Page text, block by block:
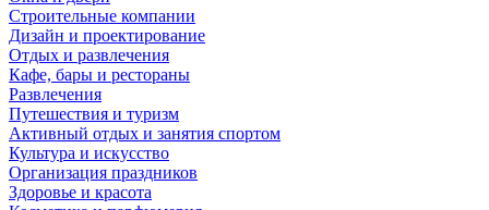
Строительные компании
Дизайн и проектирование
Отдых и развлечения
Кафе, бары и рестораны
Развлечения
Путешествия и туризм
Активный отдых и занятия спортом
Культура и искусство
Организация праздников
Здоровье и красота